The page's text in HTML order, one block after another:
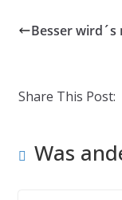
Besser wird´s
Share This Post:
Was